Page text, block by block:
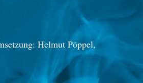
Helmut Pöppel,